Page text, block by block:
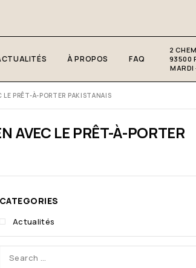
À PROPOS FAQ
2
93500
MARDI
LE PRÊT-À-PORTER PAKISTANAIS
AVEC LE PRÊT-À-PORTER
CATEGORIES
Actualités